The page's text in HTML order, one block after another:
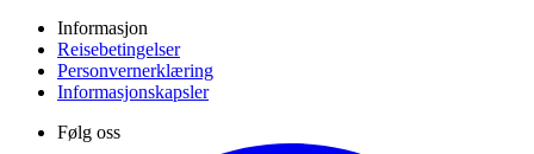
Informasjon
Reisebetingelser
Personvernerklæring
Informasjonskapsler
Følg oss